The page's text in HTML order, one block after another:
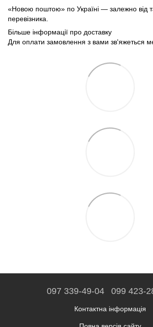
«Новою поштою» по Україні — залежно від
перевізника.
Більше інформації про доставку
Для оплати замовлення з вами зв'яжеться
097 339-49-04 099 423-
Контактна інформація